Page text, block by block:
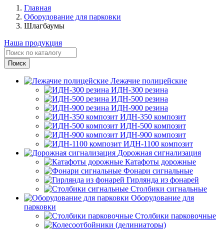
Главная
Оборудование для парковки
Шлагбаумы
Наша продукция
Лежачие полицейские
ИДН-300 резина
ИДН-500 резина
ИДН-900 резина
ИДН-350 композит
ИДН-500 композит
ИДН-900 композит
ИДН-1100 композит
Дорожная сигнализация
Катафоты дорожные
Фонари сигнальные
Гирлянда из фонарей
Столбики сигнальные
Оборудование для
парковки
Столбики парковочные